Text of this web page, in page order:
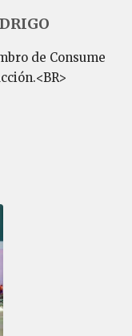
de Consume